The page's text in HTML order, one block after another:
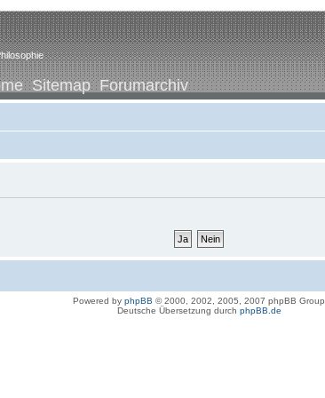
Sitemap Forumarchiv
Powered by phpBB © 2000, 2002, 2005, 2007 phpBB Group
Deutsche Übersetzung durch phpBB.de